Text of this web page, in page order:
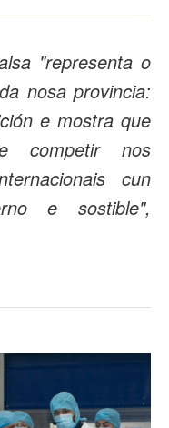
"representa o
nosa provincia:
e mostra que
competir nos
cun
e sostible",